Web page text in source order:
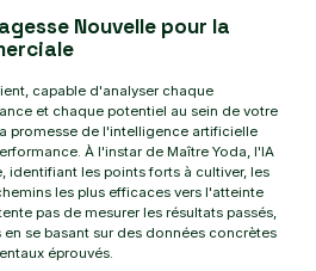
Nouvelle pour la
capable d'analyser chaque
et chaque potentiel au sein de votre
promesse de l'intelligence artificielle
À l'instar de Maître Yoda, l'IA
identifiant les points forts à cultiver, les
les plus efficaces vers l'atteinte
pas de mesurer les résultats passés,
se basant sur des données concrètes
éprouvés.